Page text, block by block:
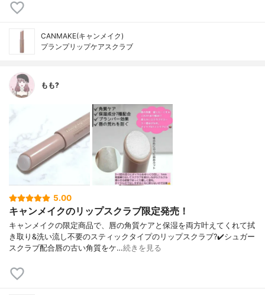
CANMAKE(キャンメイク)
プランプリップケアスクラブ
もも?
5.00
キャンメイクのリップスクラブ限定発売！
キャンメイクの限定商品で、唇の角質ケアと保湿を両方叶えてくれて拭
き取り&洗い流し不要のスティックタイプのリップスクラブ?✔️シュガー
スクラブ配合唇の古い角質をケ…続きを見る